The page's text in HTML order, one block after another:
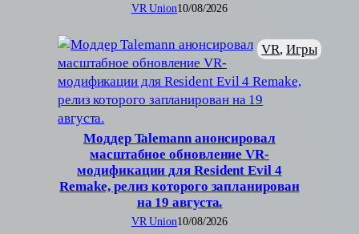
VR Union10/08/2026
Моддер Talemann анонсировал
масштабное обновление VR-
модификации для Resident Evil 4
Remake, релиз которого запланирован
на 19 августа.
VR, Игры
VR Union10/08/2026